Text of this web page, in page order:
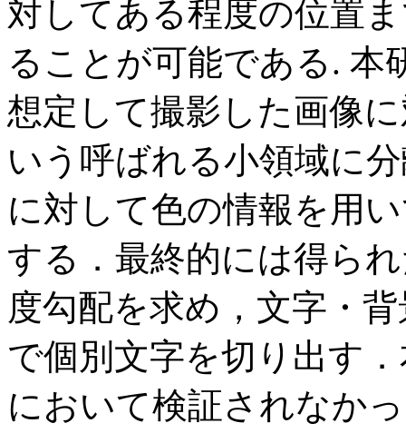
対してある程度の位置
ることが可能である. 本
想定して撮影した画像
いう呼ばれる小領域に
に対して色の情報を用
する．最終的には得ら
度勾配を求め，文字・
で個別文字を切り出す
において検証されなか